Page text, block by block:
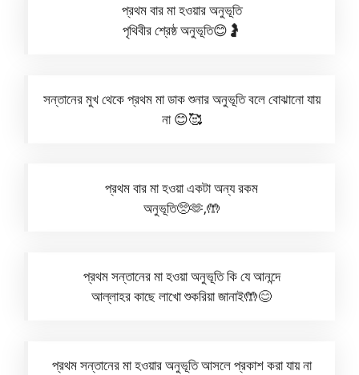
প্রথম বার মা হওয়ার অনুভূতি
পৃথিবীর শ্রেষ্ঠ অনুভূতি😊🤰
সন্তানের মুখ থেকে প্রথম মা ডাক শুনার অনুভূতি বলে বোঝানো যায়
না 😊🥰
প্রথম বার মা হওয়া একটা অন্য রকম
অনুভূতি🥺🫶,🤲
প্রথম সন্তানের মা হওয়া অনুভূতি কি যে আনন্দে
আল্লাহর কাছে লাখো শুকরিয়া জানাই🤲😊
প্রথম সন্তানের মা হওয়ার অনুভূতি আসলে প্রকাশ করা যায় না